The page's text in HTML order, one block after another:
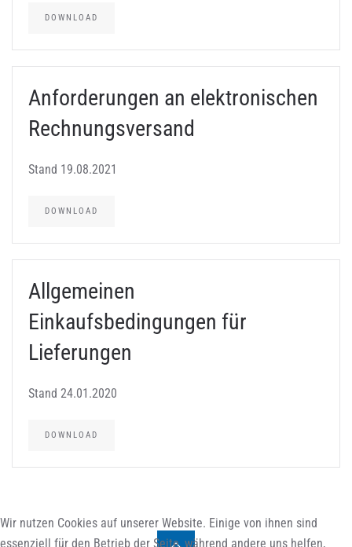
DOWNLOAD
Anforderungen an elektronischen
Rechnungsversand
Stand 19.08.2021
DOWNLOAD
Allgemeinen
Einkaufsbedingungen für
Lieferungen
Stand 24.01.2020
DOWNLOAD
Wir nutzen Cookies auf unserer Website. Einige von ihnen sind
essenziell für den Betrieb der Seite, während andere uns helfen,